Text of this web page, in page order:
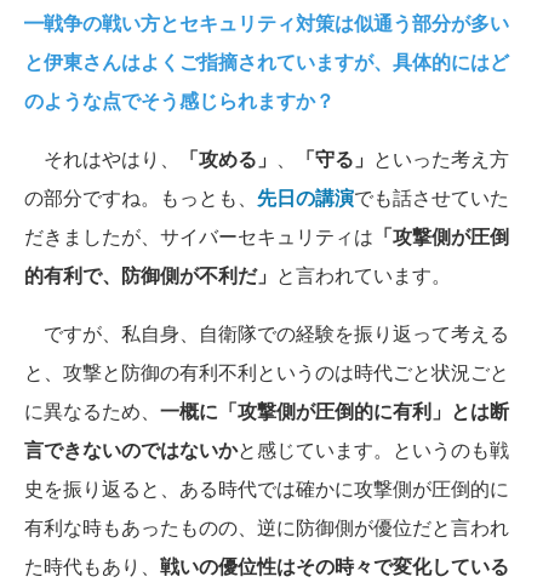
━戦争の戦い方とセキュリティ対策は似通う部分が多い
と伊東さんはよくご指摘されていますが、具体的にはど
のような点でそう感じられますか？
それはやはり、 「攻める」 、 「守る」 といった考え方
の部分ですね。もっとも、 先日の講演でも話させていた
だきましたが、サイバーセキュリティは 「攻撃側が圧倒
的有利で、防御側が不利だ」 と言われています。
ですが、私自身、自衛隊での経験を振り返って考える
と、攻撃と防御の有利不利というのは時代ごと状況ごと
に異なるため、 一概に「攻撃側が圧倒的に有利」とは断
言できないのではないかと感じています。というのも戦
史を振り返ると、ある時代では確かに攻撃側が圧倒的に
有利な時もあったものの、逆に防御側が優位だと言われ
た時代もあり、 戦いの優位性はその時々で変化している